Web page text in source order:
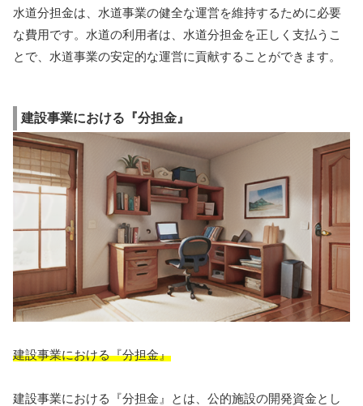
水道分担金は、水道事業の健全な運営を維持するために必要
な費用です。水道の利用者は、水道分担金を正しく支払うこ
とで、水道事業の安定的な運営に貢献することができます。
建設事業における『分担金』
建設事業における『分担金』
建設事業における『分担金』とは、公的施設の開発資金とし